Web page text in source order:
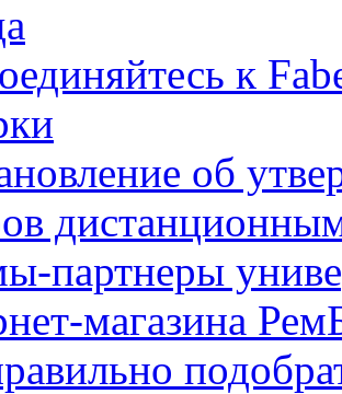
к
об
партнеры
магазина